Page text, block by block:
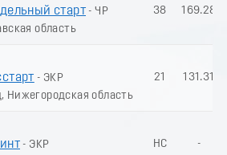
старт - ЧР
область
38 169.28
- ЭКР
Нижегородская область
21 131.31
- ЭКР
НС -